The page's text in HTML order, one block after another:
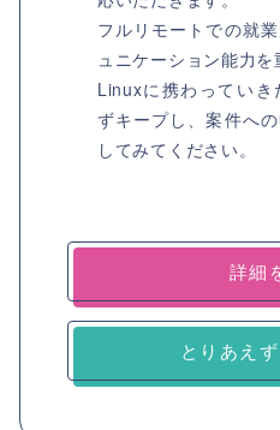
フルリモートでの就
ュニケーション能力を
Linuxに携わっていき
ずキープし、案件へ
してみてください。
詳細
とりあえ